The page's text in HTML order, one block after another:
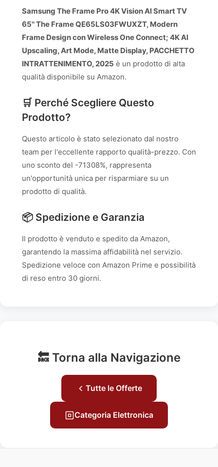
Samsung The Frame Pro 4K Vision AI Smart TV
65'' The Frame QE65LS03FWUXZT, Modern
Frame Design con Wireless One Connect; 4K AI
Upscaling, Art Mode, Matte Display, PACCHETTO
INTRATTENIMENTO, 2025 è un prodotto di alta
qualità disponibile su Amazon.
🛒 Perché Scegliere Questo
Prodotto?
Questo articolo è stato selezionato dal nostro
team per l'eccellente rapporto qualità-prezzo. Con
uno sconto del -71308%, rappresenta
un'opportunità unica per risparmiare su un
prodotto di qualità.
📦 Spedizione e Garanzia
Il prodotto è venduto e spedito da Amazon,
garantendo la massima affidabilità nel servizio.
Spedizione veloce con Amazon Prime e possibilità
di reso entro 30 giorni.
🔙 Torna alla Navigazione
Tutte le Offerte
Categoria Elettronica